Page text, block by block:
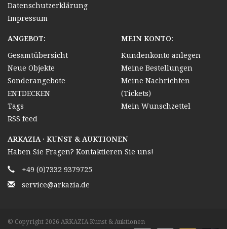
Datenschutzerklärung
Impressum
ANGEBOT:
Gesamtübersicht
Neue Objekte
Sonderangebote
ENTDECKEN
Tags
RSS feed
MEIN KONTO:
Kundenkonto anlegen
Meine Bestellungen
Meine Nachrichten
(Tickets)
Mein Wunschzettel
ARKAZIA · KUNST & AUKTIONEN
Haben Sie Fragen? Kontaktieren Sie uns!
+49 (0)7332 9379725
service@arkazia.de
© Copyright 2026 ARKAZIA Kunst & Auktionen